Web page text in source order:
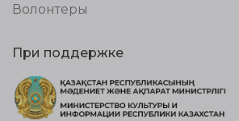
Волонтеры
При поддержке